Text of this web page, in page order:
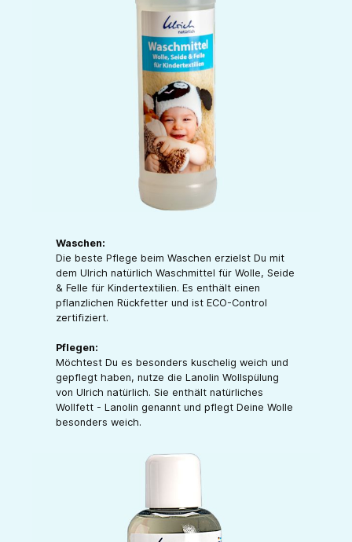
Waschen:
Die beste Pflege beim Waschen erzielst Du mit
dem Ulrich natürlich Waschmittel für Wolle, Seide
& Felle für Kindertextilien. Es enthält einen
pflanzlichen Rückfetter und ist ECO-Control
zertifiziert.
Pflegen:
Möchtest Du es besonders kuschelig weich und
gepflegt haben, nutze die Lanolin Wollspülung
von Ulrich natürlich. Sie enthält natürliches
Wollfett - Lanolin genannt und pflegt Deine Wolle
besonders weich.